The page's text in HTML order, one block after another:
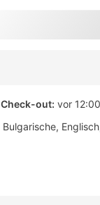
Check-out: vor 12:00
Bulgarische Englisch